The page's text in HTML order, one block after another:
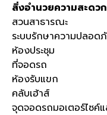
สิ่งอำนวยความสะดวก
สวนสาธารณะ
ระบบรักษาความปลอด
ห้องประชุม
ที่จอดรถ
ห้องรับแขก
คลับเฮ้าส์
จุดจอดรถมอเตอร์ไซค์